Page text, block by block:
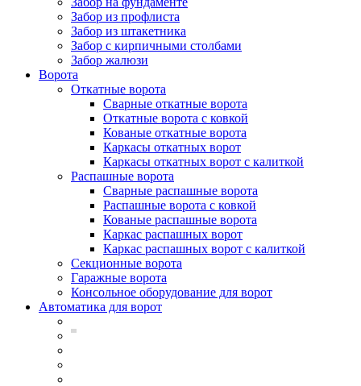
Забор из профлиста
Забор из штакетника
Забор с кирпичными столбами
Забор жалюзи
Ворота
Откатные ворота
Сварные откатные ворота
Откатные ворота с ковкой
Кованые откатные ворота
Каркасы откатных ворот
Каркасы откатных ворот с калиткой
Распашные ворота
Сварные распашные ворота
Распашные ворота с ковкой
Кованые распашные ворота
Каркас распашных ворот
Каркас распашных ворот с калиткой
Секционные ворота
Гаражные ворота
Консольное оборудование для ворот
Автоматика для ворот